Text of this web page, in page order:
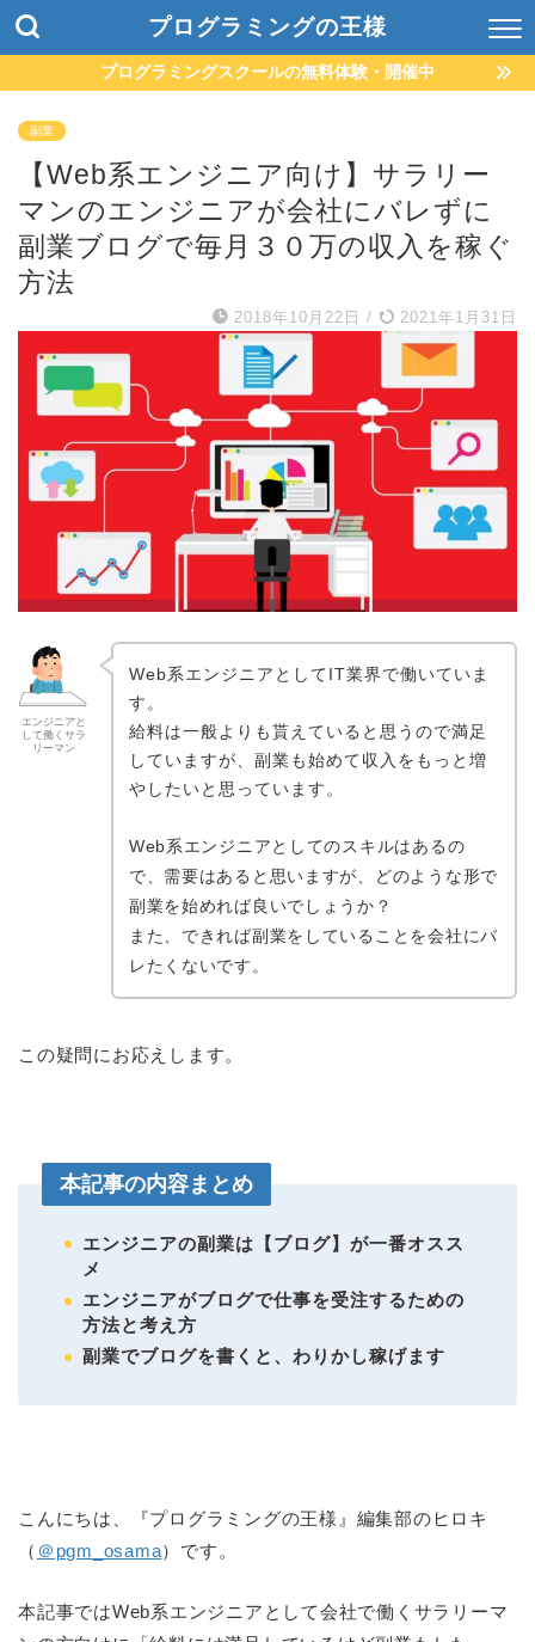
プログラミングの王様
プログラミングスクールの無料体験・開催中
副業
【Web系エンジニア向け】サラリー
マンのエンジニアが会社にバレずに
副業ブログで毎月３０万の収入を稼ぐ
方法
2018年10月22日 / 2021年1月31日
エンジニアと
して働くサラ
リーマン
Web系エンジニアとしてIT業界で働いていま
す。
給料は一般よりも貰えていると思うので満足
していますが、副業も始めて収入をもっと増
やしたいと思っています。
Web系エンジニアとしてのスキルはあるの
で、需要はあると思いますが、どのような形で
副業を始めれば良いでしょうか？
また、できれば副業をしていることを会社にバ
レたくないです。
この疑問にお応えします。
本記事の内容まとめ
エンジニアの副業は【ブログ】が一番オスス
メ
エンジニアがブログで仕事を受注するための
方法と考え方
副業でブログを書くと、わりかし稼げます
こんにちは、『プログラミングの王様』編集部のヒロキ
（ ＠pgm_osama）です。
本記事ではWeb系エンジニアとして会社で働くサラリーマ